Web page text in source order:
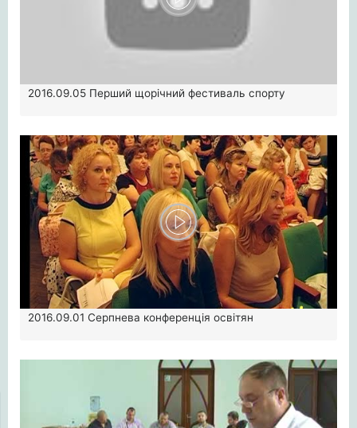
2016.09.05 Перший щорічний фестиваль спорту
2016.09.01 Серпнева конференція освітян